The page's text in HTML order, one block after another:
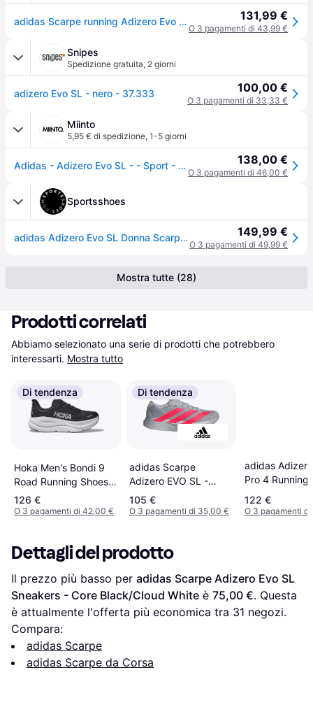
adidas Scarpe running Adizero Evo SL JP7147 Nero 131,99 €
O 3 pagamenti di 43,99 €
Snipes
Spedizione gratuita, 2 giorni
adizero Evo SL - nero - 37.333 100,00 €
O 3 pagamenti di 33,33 €
Miinto
5,95 € di spedizione, 1-5 giorni
Adidas - Adizero Evo SL - - Sport - Donna - Nero - 40 EU 138,00 €
O 3 pagamenti di 46,00 €
Sportsshoes
adidas Adizero Evo SL Donna Scarpe da Running - AW26 149,99 €
O 3 pagamenti di 49,99 €
Mostra tutte (28)
Prodotti correlati
Abbiamo selezionato una serie di prodotti che potrebbero
interessarti. Mostra tutto
Di tendenza
Hoka Men's Bondi 9
Road Running Shoes -
Black/White
126 €
O 3 pagamenti di 42,00 €
Di tendenza
adidas Scarpe
Adizero EVO SL -
Silver Metallic/Lucid
Red/Iron Metallic
105 €
O 3 pagamenti di 35,00 €
adidas
Pro 4 Running
Yellow Purple
122 €
O 3 pagamenti
Dettagli del prodotto
Il prezzo più basso per adidas Scarpe Adizero Evo SL
Sneakers - Core Black/Cloud White è 75,00 €. Questa
è attualmente l'offerta più economica tra 31 negozi.
Compara:
adidas Scarpe
adidas Scarpe da Corsa